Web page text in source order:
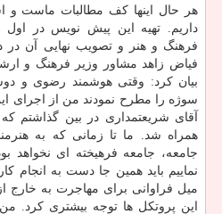
هر حال اینها كف مطالبات ماست و
داریم. تهیه این پیش نویس در اول
فرهنگ و هنر و تصویب نهایی آن در
فیاض زاهد مشاور وزیر فرهنگ و
بیان كرد: وقتی هوشمند رضوی و
سوژه را مطرح نمودند من از اجرای
آقای شریعتمداری در بین گذاشتم كه
همراه شد. ما تا زمانی كه به
جامعه، جامعه فرهیخته ای
نماییم باید همین جا دست به انجام
میل فراوانی برای مهاجرت به خارج
این پروتكل ها توجه بیشتری كرد.